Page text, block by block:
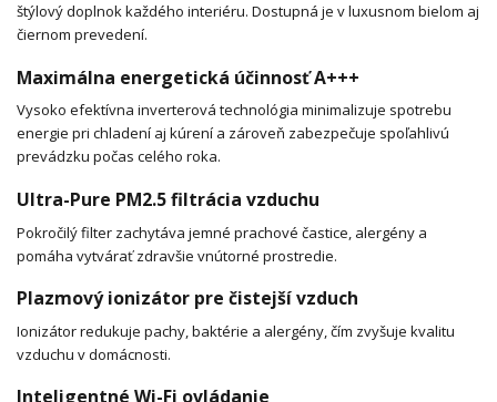
štýlový doplnok každého interiéru. Dostupná je v luxusnom bielom aj
čiernom prevedení.
Maximálna energetická účinnosť A+++
Vysoko efektívna inverterová technológia minimalizuje spotrebu
energie pri chladení aj kúrení a zároveň zabezpečuje spoľahlivú
prevádzku počas celého roka.
Ultra-Pure PM2.5 filtrácia vzduchu
Pokročilý filter zachytáva jemné prachové častice, alergény a
pomáha vytvárať zdravšie vnútorné prostredie.
Plazmový ionizátor pre čistejší vzduch
Ionizátor redukuje pachy, baktérie a alergény, čím zvyšuje kvalitu
vzduchu v domácnosti.
Inteligentné Wi-Fi ovládanie